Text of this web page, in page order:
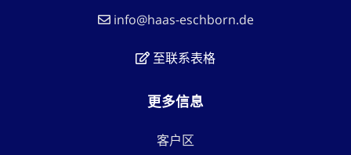
info@haas-eschborn.de
至联系表格
更多信息
客户区